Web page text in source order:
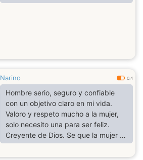
Narino 0.4
Hombre serio, seguro y confiable
con un objetivo claro en mi vida.
Valoro y respeto mucho a la mujer,
solo necesito una para ser feliz.
Creyente de Dios. Se que la mujer es
un gran misterio por descubrir que
solo un verdadero hombre lo puede